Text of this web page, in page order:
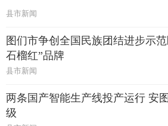
县市新闻
图们市争创全国民族团结进步示
石榴红”品牌
县市新闻
两条国产智能生产线投产运行 安
级